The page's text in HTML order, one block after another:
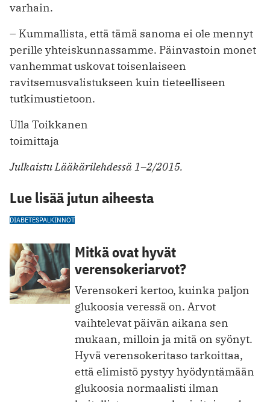
varhain.
– Kummallista, että tämä sanoma ei ole mennyt
perille yhteis­kunnassamme. Päinvastoin monet
vanhemmat uskovat toisenlaiseen
ravitsemusvalistukseen kuin tieteelliseen
tutkimustietoon.
Ulla Toikkanen
toimittaja
Julkaistu Lääkärilehdessä 1–2/2015.
Lue lisää jutun aiheesta
DIABETESPALKINNOT
Mitkä ovat hyvät
verensokeriarvot?
Verensokeri kertoo, kuinka paljon
glukoosia veressä on. Arvot
vaihtelevat päivän aikana sen
mukaan, milloin ja mitä on syönyt.
Hyvä verensokeritaso tarkoittaa,
että elimistö pystyy hyödyntämään
glukoosia normaalisti ilman